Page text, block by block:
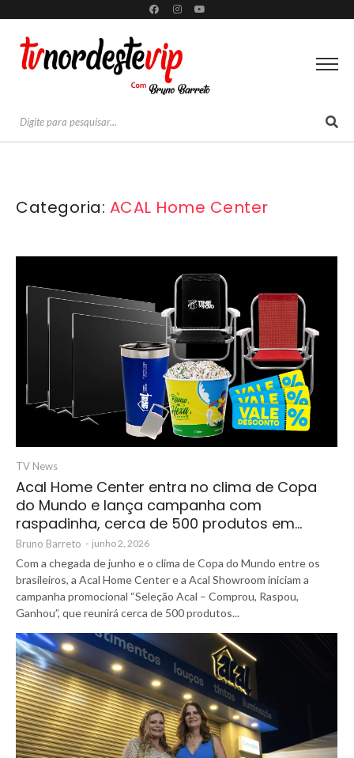
Categoria: ACAL Home Center
TV News
Acal Home Center entra no clima de Copa
do Mundo e lança campanha com
raspadinha, cerca de 500 produtos em…
Bruno Barreto - junho 2, 2026
Com a chegada de junho e o clima de Copa do Mundo entre os
brasileiros, a Acal Home Center e a Acal Showroom iniciam a
campanha promocional “Seleção Acal – Comprou, Raspou,
Ganhou”, que reunirá cerca de 500 produtos...